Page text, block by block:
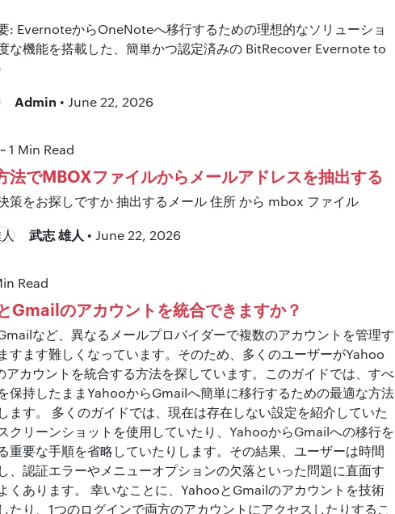
: EvernoteからOneNoteへ移行するための理想的なソリューショ
な機能を搭載した、簡単かつ認定済みの BitRecover Evernote to
Admin • June 22, 2026
~ 1 Min Read
法でMBOXファイルからメールアドレスを抽出する
策をお探しですか 抽出するメール 住所 から mbox ファイル
武志 雄人 • June 22, 2026
Read
Gmailのアカウントを統合できますか？
など、異なるメールプロバイダーで複数のアカウントを管理す
すます難しくなっています。そのため、多くのユーザーがYahoo
アカウントを統合する方法を探しています。このガイドでは、すべ
保持したままYahooからGmailへ簡単に移行するための最適な方法
ます。 多くのガイドでは、現在は存在しない設定を紹介していた
クリーンショットを使用していたり、YahooからGmailへの移行を
重要な手順を省略していたりします。その結果、ユーザーは時間
、認証エラーやメニューオプションの欠落といった問題に直面す
くあります。 幸いなことに、YahooとGmailのアカウントを技術
たり、1つのログインで両方のアカウントにアクセスしたりするこ